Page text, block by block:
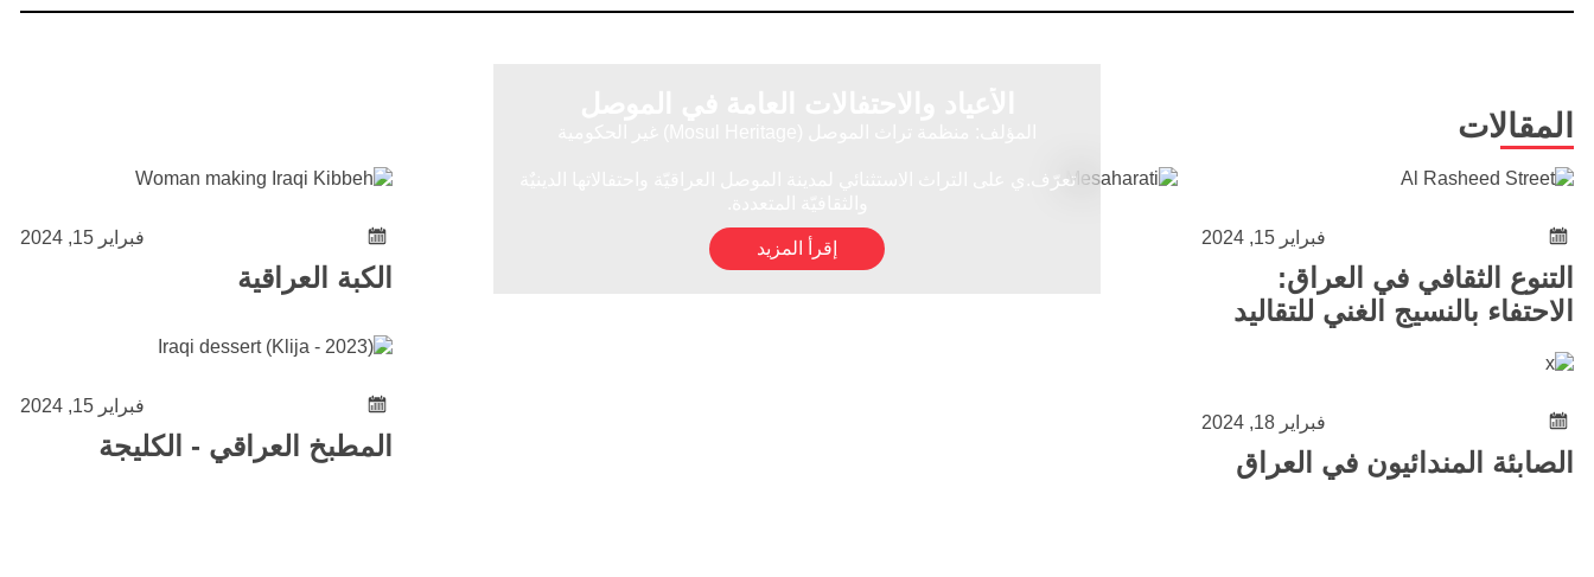
المقالات
فبراير 15, 2024
التنوع الثقافي في العراق:
الاحتفاء بالنسيج الغني للتقاليد
العرقية
فبراير 18, 2024
الصابئة المندائيون في العراق
تعرّف.ي على التراث الاستثنائي لمدينة الموصل العراقيّة واحتفالاتها الدينيٌة
إقرأ المزيد
فبراير 15, 2024
الكبة العراقية
فبراير 15, 2024
المطبخ العراقي - الكليجة